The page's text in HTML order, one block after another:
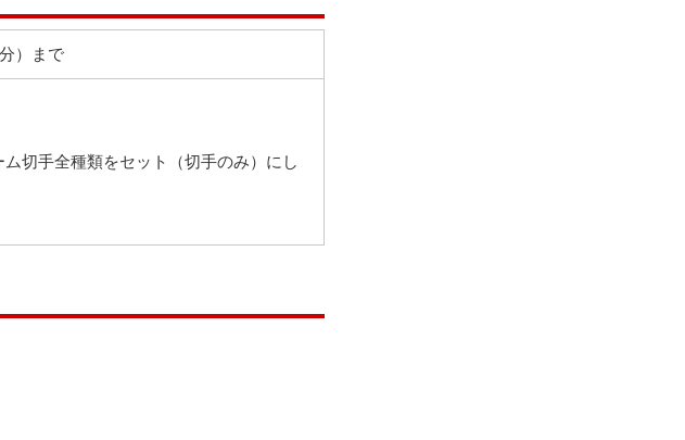
）まで
切手全種類をセット（切手のみ）にし